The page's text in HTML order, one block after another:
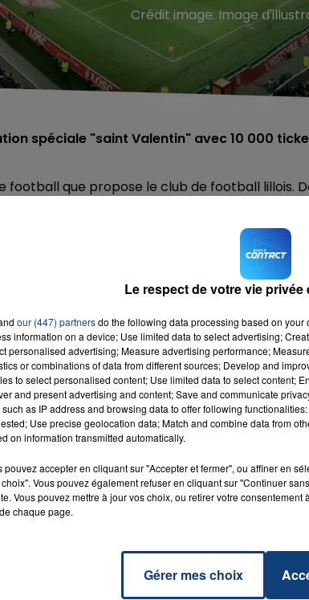
LA TEAM DU
Crédit image: Image
spéciale "saint Valentin" avec 10 000
que propose le club de football lillois.
peuvent retourner encourager leurs équipes
les prochaines rencontres qui auront lieu au
les infos et tarifs à retrouver sur
le site du LOSC
Movin' To The
Sun
HUGEL & IMAEL
ULTRA NATE
RADIO CONTACT
Le respect de votre vie
our (447) partnersdo the following data processing based on
information on a device; Use limited data to select advertising;
personalised advertising; Measure advertising performance;
or combinations of data from different sources; Develop and
to select personalised content; Use limited data to select content;
and present advertising and content; Save and communicate
such as IP address and browsing data to offer following
Use precise geolocation data; Match and combine data from
on information transmitted automatically.
pouvez accepter en cliquant sur "Accepter et fermer", ou affiner en
Vous pouvez également refuser en cliquant sur "Continuer
Vous pouvez mettre à jour vos choix, ou retirer votre
chaque page.
Gérer mes choix